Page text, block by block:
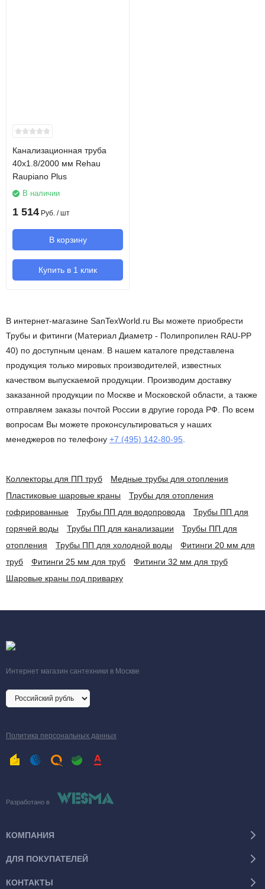
Канализационная труба
40х1.8/2000 мм Rehau
Raupiano Plus
В наличии
1 514 Руб. / шт
В корзину
Купить в 1 клик
В интернет-магазине SanTexWorld.ru Вы можете приобрести
Трубы и фитинги (Материал Диаметр - Полипропилен RAU-PP
40) по доступным ценам. В нашем каталоге представлена
продукция только мировых производителей, известных
качеством выпускаемой продукции. Производим доставку
заказанной продукции по Москве и Московской области, а также
отправляем заказы почтой России в другие города РФ. По всем
вопросам Вы можете проконсультироваться у наших
менеджеров по телефону +7 (495) 142-80-95
Коллекторы для ПП труб
Медные трубы для отопления
Пластиковые шаровые краны
Трубы для отопления
гофрированные
Трубы ПП для водопровода
Трубы ПП для
горячей воды
Трубы ПП для канализации
Трубы ПП для
отопления
Трубы ПП для холодной воды
Фитинги 20 мм для
труб
Фитинги 25 мм для труб
Фитинги 32 мм для труб
Шаровые краны под приварку
Интернет магазин сантехники в Москве
Политика персональных данных
Разработано в
КОМПАНИЯ
ДЛЯ ПОКУПАТЕЛЕЙ
КОНТАКТЫ